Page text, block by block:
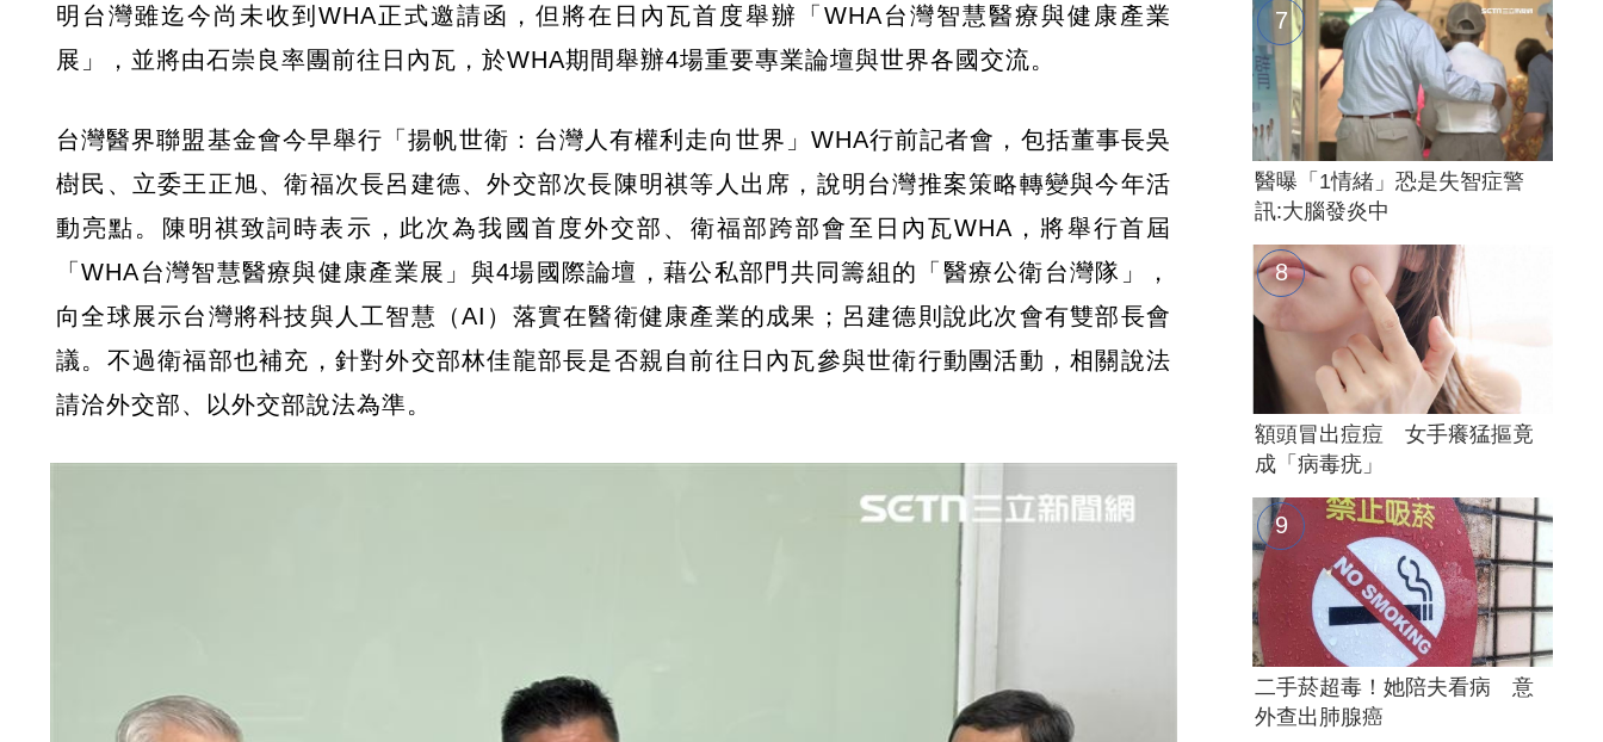
明台灣雖迄今尚未收到WHA正式邀請函，但將在日內瓦首度舉辦「WHA台灣智慧醫療與健康產業
展」，並將由石崇良率團前往日內瓦，於WHA期間舉辦4場重要專業論壇與世界各國交流。
台灣醫界聯盟基金會今早舉行「揚帆世衛：台灣人有權利走向世界」WHA行前記者會，包括董事長吳
樹民、立委王正旭、衛福次長呂建德、外交部次長陳明祺等人出席，說明台灣推案策略轉變與今年活
動亮點。陳明祺致詞時表示，此次為我國首度外交部、衛福部跨部會至日內瓦WHA，將舉行首屆
「WHA台灣智慧醫療與健康產業展」與4場國際論壇，藉公私部門共同籌組的「醫療公衛台灣隊」，
向全球展示台灣將科技與人工智慧（AI）落實在醫衛健康產業的成果；呂建德則說此次會有雙部長會
議。不過衛福部也補充，針對外交部林佳龍部長是否親自前往日內瓦參與世衛行動團活動，相關說法
請洽外交部、以外交部說法為準。
醫曝「1情緒」恐是失智症警
訊:大腦發炎中
額頭冒出痘痘 女手癢猛摳竟
成「病毒疣」
二手菸超毒！她陪夫看病 意
外查出肺腺癌